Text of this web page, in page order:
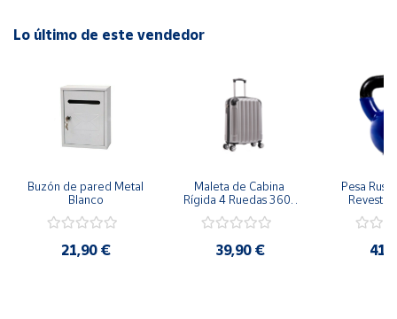
Lo último de este vendedor
Buzón de pared Metal
Blanco
21,90 €
Maleta de Cabina
Rígida 4 Ruedas 360º
37L
39,90 €
Pesa